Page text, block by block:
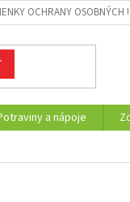
OCHRANY OSOBNÝCH
a nápoje